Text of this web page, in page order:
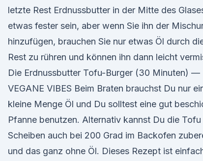
letzte Rest Erdnussbutter in der Mitte des
etwas fester sein, aber wenn Sie ihn der
hinzufügen, brauchen Sie nur etwas Öl durch
Rest zu rühren und können ihn dann leicht
Die Erdnussbutter Tofu-Burger (30 Minuten) —
VEGANE VIBES Beim Braten brauchst Du nur
kleine Menge Öl und Du solltest eine gut
Pfanne benutzen. Alternativ kannst Du die Tofu
Scheiben auch bei 200 Grad im Backofen
und das ganz ohne Öl. Dieses Rezept ist